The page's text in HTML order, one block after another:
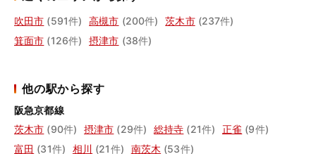
吹田市 (591件) 高槻市 (200件) 茨木市 (237件)
箕面市 (126件) 摂津市 (38件)
他の駅から探す
阪急京都線
茨木市 (90件) 摂津市 (29件) 総持寺 (21件) 正雀 (9件)
富田 (31件) 相川 (21件) 南茨木 (53件)